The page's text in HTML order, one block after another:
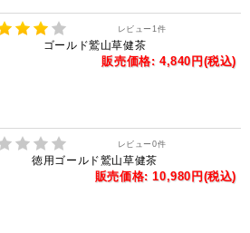
レビュー 1 件
ゴールド鷲山草健茶
販売価格: 4,840円(税込)
レビュー0件
徳用ゴールド鷲山草健茶
販売価格: 10,980円(税込)